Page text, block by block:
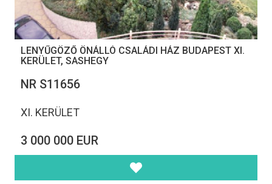
LENYŰGÖZŐ ÖNÁLLÓ CSALÁDI HÁZ BUDAPEST XI.
KERÜLET, SASHEGY
NR S11656
XI. KERÜLET
3 000 000 EUR